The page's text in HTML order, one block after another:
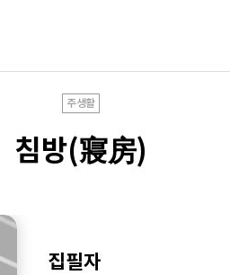
주생활
침방(寢房)
집필자